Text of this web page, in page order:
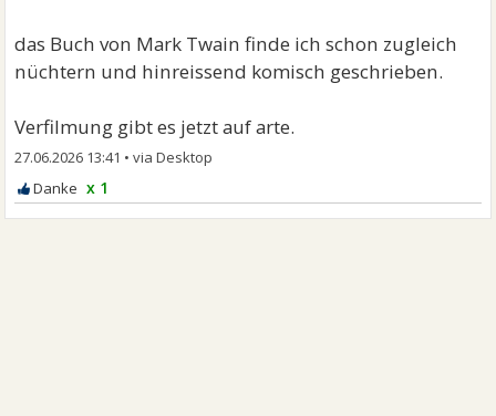
das Buch von Mark Twain finde ich schon zugleich
nüchtern und hinreissend komisch geschrieben.
Verfilmung gibt es jetzt auf arte.
27.06.2026 13:41 •
x 1